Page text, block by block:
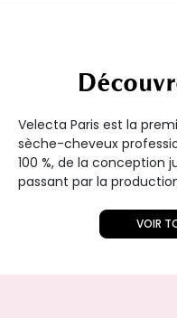
Velecta Paris est la
sèche-cheveux
100 %, de la conception
passant par la
VOIR